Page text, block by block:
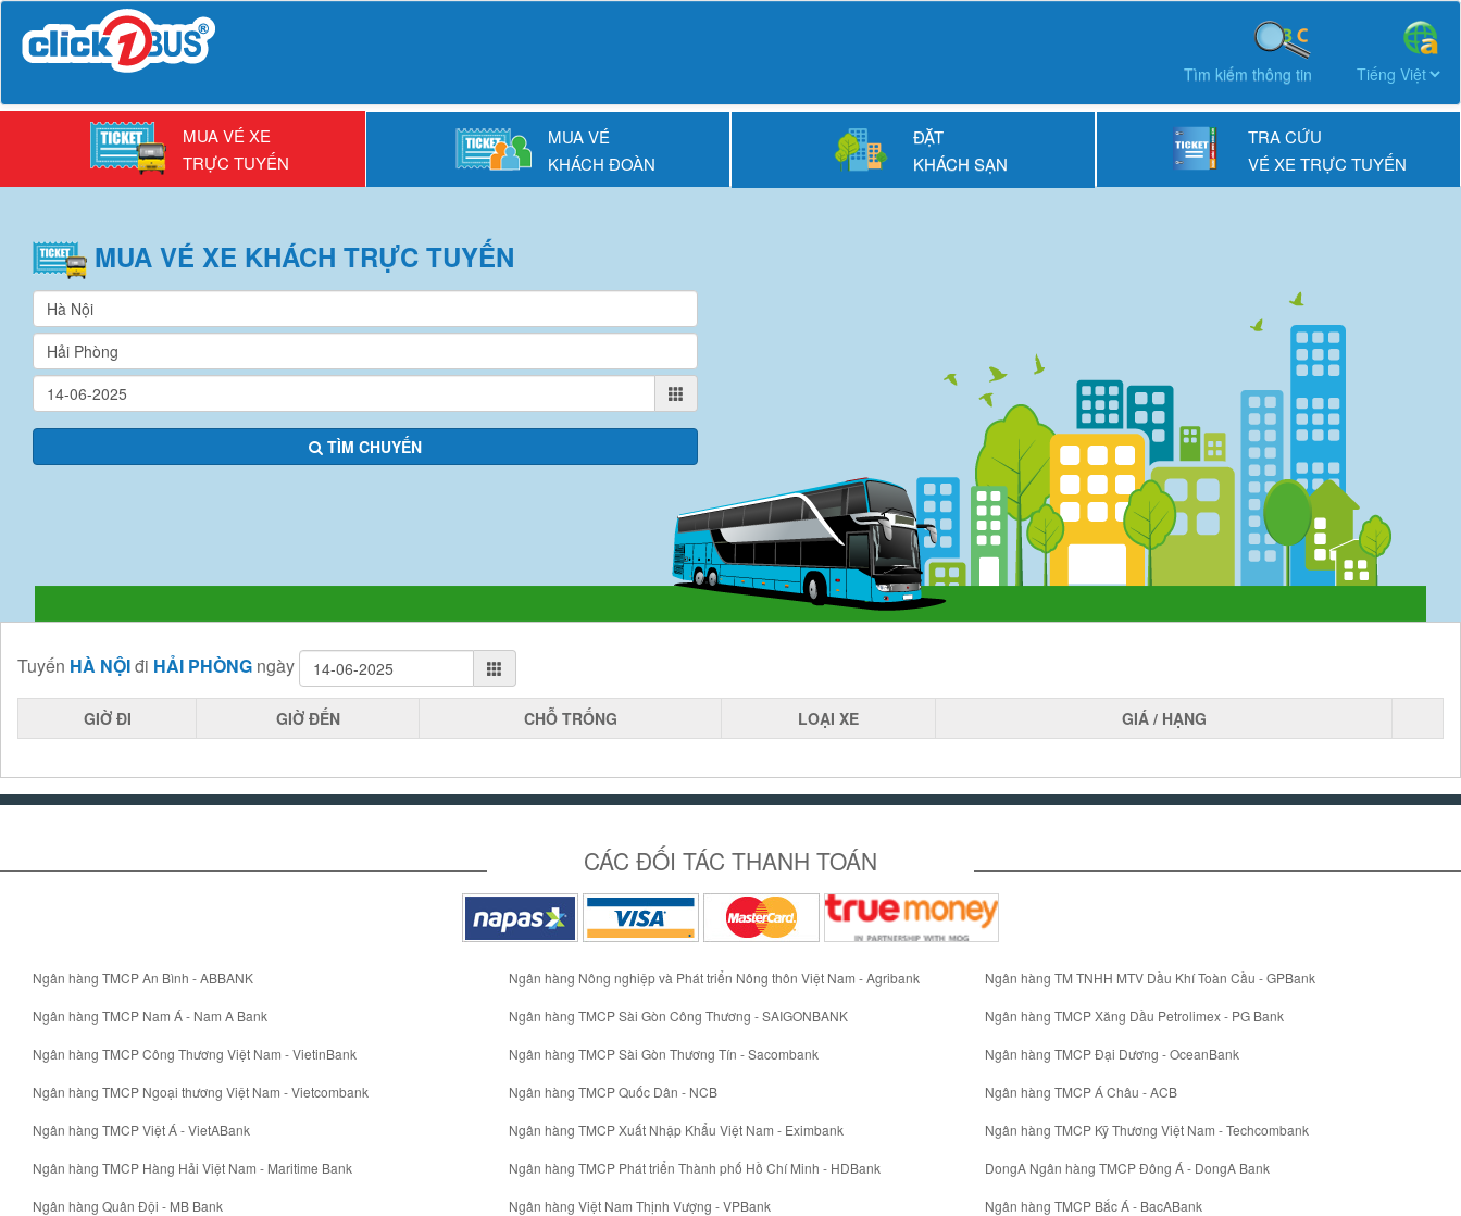
Tìm kiếm thông tin
MUA VÉ XE
TRỰC TUYẾN
MUA VÉ
KHÁCH ĐOÀN
ĐẶT
KHÁCH SẠN
TRA CỨU
VÉ XE TRỰC TUYẾN
MUA VÉ XE KHÁCH TRỰC TUYẾN
TÌM CHUYẾN
Tuyến HÀ NỘIđi HẢI PHÒNG ngày
GIỜ ĐI GIỜ ĐẾN CHỖ TRỐNG LOẠI XE GIÁ / HẠNG
CÁC ĐỐI TÁC THANH TOÁN
Ngân hàng TMCP An Bình - ABBANK
Ngân hàng TMCP Nam Á - Nam A Bank
Ngân hàng TMCP Công Thương Việt Nam - VietinBank
Ngân hàng TMCP Ngoại thương Việt Nam - Vietcombank
Ngân hàng TMCP Việt Á - VietABank
Ngân hàng TMCP Hàng Hải Việt Nam - Maritime Bank
Ngân hàng Quân Đội - MB Bank
Ngân hàng Nông nghiệp và Phát triển Nông thôn Việt Nam - Agribank
Ngân hàng TMCP Sài Gòn Công Thương - SAIGONBANK
Ngân hàng TMCP Sài Gòn Thương Tín - Sacombank
Ngân hàng TMCP Quốc Dân - NCB
Ngân hàng TMCP Xuất Nhập Khẩu Việt Nam - Eximbank
Ngân hàng TMCP Phát triển Thành phố Hồ Chí Minh - HDBank
Ngân hàng Việt Nam Thịnh Vượng - VPBank
Ngân hàng TM TNHH MTV Dầu Khí Toàn Cầu - GPBank
Ngân hàng TMCP Xăng Dầu Petrolimex - PG Bank
Ngân hàng TMCP Đại Dương - OceanBank
Ngân hàng TMCP Á Châu - ACB
Ngân hàng TMCP Kỹ Thương Việt Nam - Techcombank
DongA Ngân hàng TMCP Đông Á - DongA Bank
Ngân hàng TMCP Bắc Á - BacABank